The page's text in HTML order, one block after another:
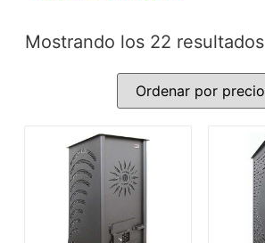
Mostrando los 22 resultados